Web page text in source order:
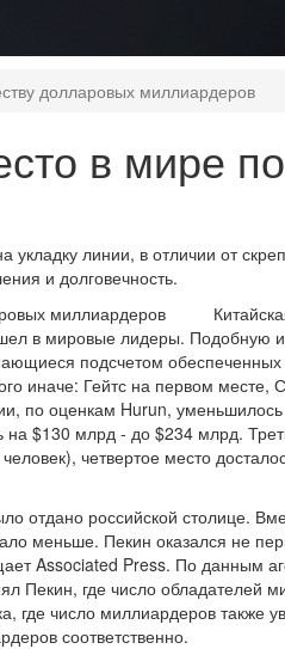
долларовых миллиардеров
в мире
укладку линии, в отличии от
и долговечность.
в мировые лидеры.
подсчетом
иначе: Гейтс на первом
по оценкам Hurun,
$130 млрд - до $234 млрд.
четвертое место
отдано российской столице.
меньше. Пекин оказался не
Associated Press. По данным
Пекин, где число обладателей
число миллиардеров также
соответственно.